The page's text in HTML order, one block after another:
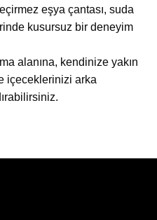
eşya çantası, suda
kusursuz bir deneyim
alanına, kendinize yakın
içeceklerinizi arka